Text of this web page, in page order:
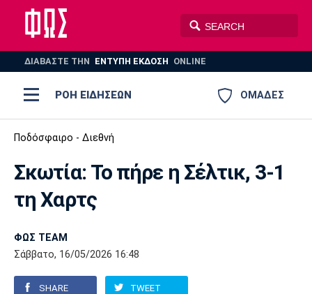
ΔΙΑΒΑΣΤΕ THN ΕΝΤΥΠΗ ΕΚΔΟΣΗ ONLINE
ΟΜΑΔΕΣ
ΡΟΗ ΕΙΔΗΣΕΩΝ
ΠΟΔΟΣΦΑΙΡΟ
ΣΠΟΡ
AUTO-MOTO
Ποδόσφαιρο
Super League 1
Super League 2
Γ Εθνική
Ελλάδα
Μπάσκετ
Ελλάδα
Εθνική
EuroLeague
Ολυμπιακοί Αγώνες
Βόλεϊ
Πόλο
Ολυμπιακός
Παναθηναϊκός Ατρόμητος
Ποδόσφαιρο - Διεθνή
Σκωτία: Το πήρε η Σέλτικ, 3-1
τη Χαρτς
ΦΩΣ TEAM
Σάββατο, 16/05/2026 16:48
SHARE TWEET